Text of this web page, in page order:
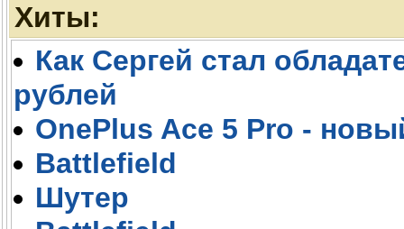
Хиты:
Как Сергей стал
рублей
OnePlus Ace 5 Pro -
Battlefield
Шутер